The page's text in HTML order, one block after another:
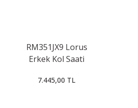
RM351JX9 Lorus
Erkek Kol Saati
7.445,00 TL